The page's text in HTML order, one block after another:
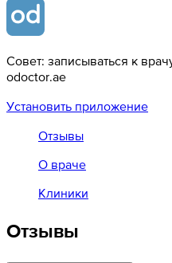
Совет: записываться к
odoctor.ae
Установить приложение
Отзывы
О враче
Клиники
Отзывы